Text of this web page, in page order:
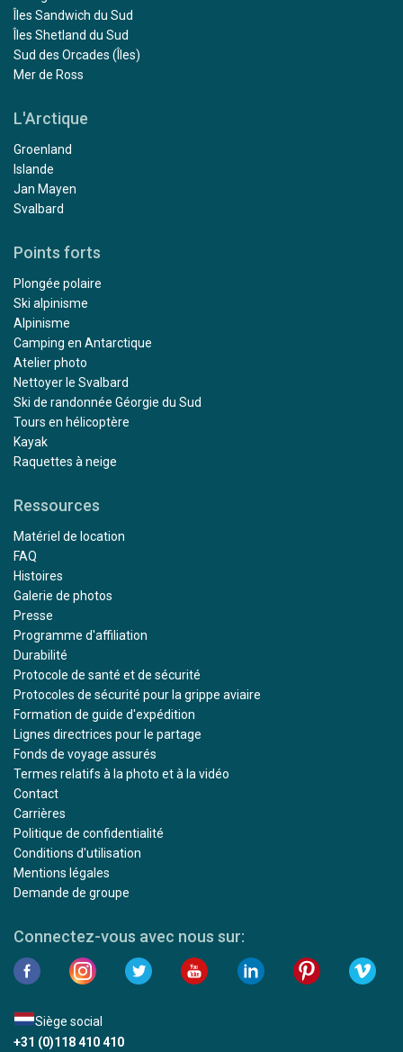
Îles Sandwich du Sud
Îles Shetland du Sud
Sud des Orcades (Îles)
Mer de Ross
L'Arctique
Groenland
Islande
Jan Mayen
Svalbard
Points forts
Plongée polaire
Ski alpinisme
Alpinisme
Camping en Antarctique
Atelier photo
Nettoyer le Svalbard
Ski de randonnée Géorgie du Sud
Tours en hélicoptère
Kayak
Raquettes à neige
Ressources
Matériel de location
FAQ
Histoires
Galerie de photos
Presse
Programme d'affiliation
Durabilité
Protocole de santé et de sécurité
Protocoles de sécurité pour la grippe aviaire
Formation de guide d'expédition
Lignes directrices pour le partage
Fonds de voyage assurés
Termes relatifs à la photo et à la vidéo
Contact
Carrières
Politique de confidentialité
Conditions d'utilisation
Mentions légales
Demande de groupe
Connectez-vous avec nous sur:
Siège social
+31 (0)118 410 410